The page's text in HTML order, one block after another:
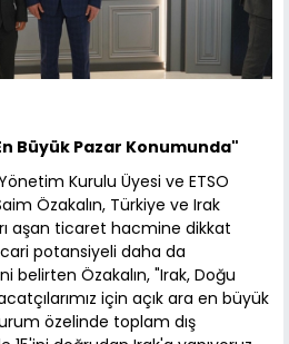
Büyük Pazar Konumunda"
Kurulu Üyesi ve ETSO
Özakalın, Türkiye ve Irak
aşan ticaret hacmine dikkat
potansiyeli daha da
Özakalın, "Irak, Doğu
için açık ara en büyük
özelinde toplam dış